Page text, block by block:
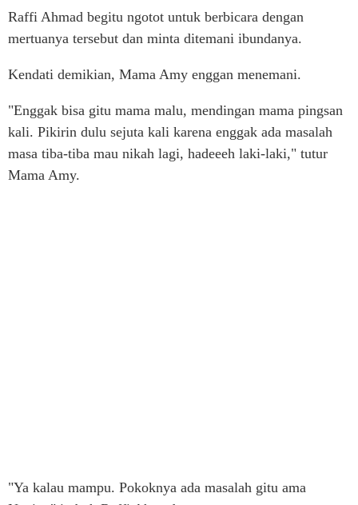
Raffi Ahmad begitu ngotot untuk berbicara dengan
mertuanya tersebut dan minta ditemani ibundanya.
Kendati demikian, Mama Amy enggan menemani.
"Enggak bisa gitu mama malu, mendingan mama pingsan
kali. Pikirin dulu sejuta kali karena enggak ada masalah
masa tiba-tiba mau nikah lagi, hadeeeh laki-laki," tutur
Mama Amy.
"Ya kalau mampu. Pokoknya ada masalah gitu ama